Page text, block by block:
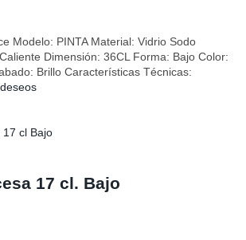
Modelo: PINTA Material: Vidrio Sodo
Dimensión: 36CL Forma: Bajo Color:
Brillo Características Técnicas:
17 cl. Bajo